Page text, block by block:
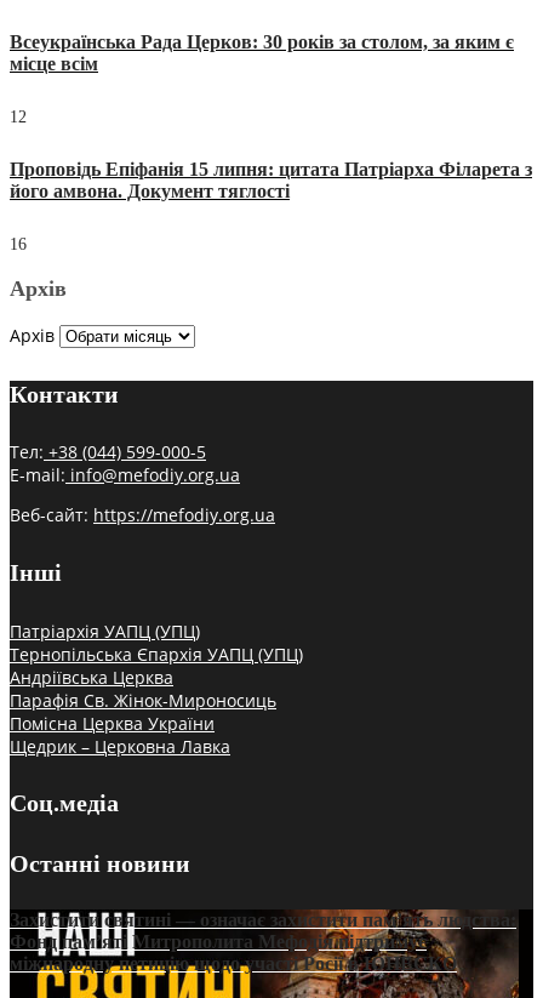
Всеукраїнська Рада Церков: 30 років за столом, за яким є
місце всім
12
Проповідь Епіфанія 15 липня: цитата Патріарха Філарета з
його амвона. Документ тяглості
16
Архів
Архів
Контакти
Тел: +38 (044) 599-000-5
E-mail: info@mefodiy.org.ua
Веб-сайт: https://mefodiy.org.ua
Інші
Патріархія УАПЦ (УПЦ)
Тернопільська Єпархія УАПЦ (УПЦ)
Андріївська Церква
Парафія Св. Жінок-Мироносиць
Помісна Церква України
Щедрик – Церковна Лавка
Соц.медіа
Останні новини
Захистити святині — означає захистити пам’ять людства:
Фонд пам’яті Митрополита Мефодія підтримує
міжнародну петицію щодо участі Росії в ЮНЕСКО